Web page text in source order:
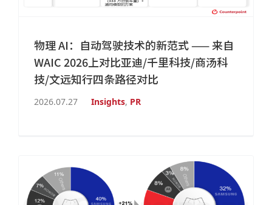
物理 AI：自动驾驶技术的新范式 —— 来自
WAIC 2026上对比亚迪/千里科技/商汤科
技/文远知行四条路径对比
2026.07.27 Insights, PR